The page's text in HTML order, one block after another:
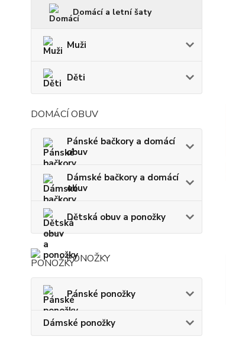
Domácí a letní šaty
Muži
Děti
DOMÁCÍ OBUV
Pánské bačkory a domácí
obuv
Dámské bačkory a domácí
obuv
Dětská obuv a ponožky
PONOŽKY
Pánské ponožky
Dámské ponožky